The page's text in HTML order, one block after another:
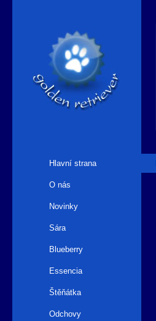
Hlavní strana
O nás
Novinky
Sára
Blueberry
Essencia
Štěňátka
Odchovy